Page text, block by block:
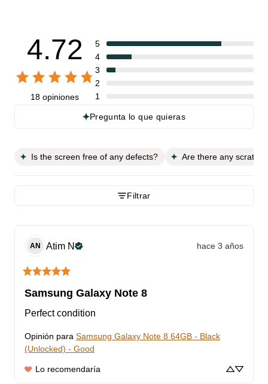
4.72
18 opiniones
5
4
3
2
1
Pregunta lo que quieras
Is the screen free of any defects? Are there any
Filtrar
AN Atim N hace 3 años
Samsung Galaxy Note 8
Perfect condition
Opinión para Samsung Galaxy Note 8 64GB - Black
(Unlocked) - Good
Lo recomendaría